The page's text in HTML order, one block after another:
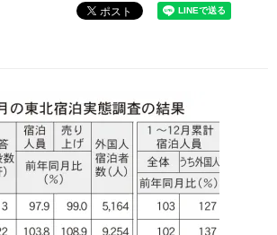
ポスト